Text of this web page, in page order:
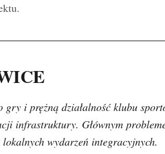
i prężną działalność klubu
infrastruktury. Głównym
wydarzeń integracyjnych.